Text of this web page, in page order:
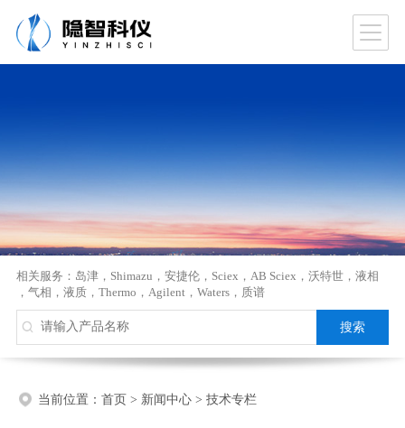
相关服务： 岛津， Shimazu ， 安捷伦， Sciex ， AB Sciex ， 沃特世， 液相
， 气相 ， 液质， Thermo ， Agilent ， Waters， 质谱
当前位置： 首页> 新闻中心> 技术专栏